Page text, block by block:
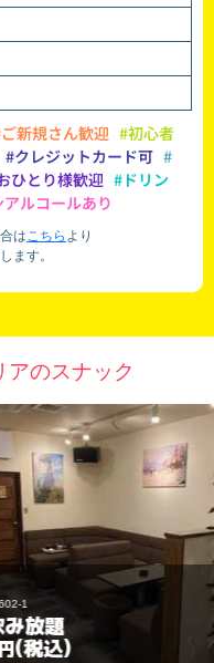
新規さん歓迎 #初心者
#クレジットカード可 #
ひとり様歓迎 #ドリン
ルコールあり
はこちら より
ます。
アのスナック